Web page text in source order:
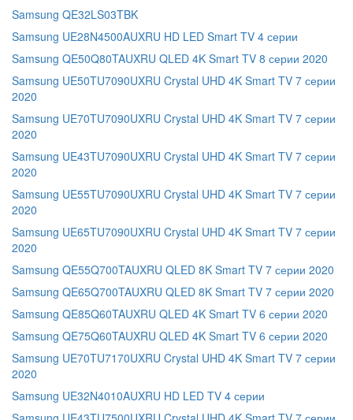
Samsung QE32LS03TBK
Samsung UE28N4500AUXRU HD LED Smart TV 4 серии
Samsung QE50Q80TAUXRU QLED 4K Smart TV 8 серии 2020
Samsung UE50TU7090UXRU Crystal UHD 4K Smart TV 7 серии
2020
Samsung UE70TU7090UXRU Crystal UHD 4K Smart TV 7 серии
2020
Samsung UE43TU7090UXRU Crystal UHD 4K Smart TV 7 серии
2020
Samsung UE55TU7090UXRU Crystal UHD 4K Smart TV 7 серии
2020
Samsung UE65TU7090UXRU Crystal UHD 4K Smart TV 7 серии
2020
Samsung QE55Q700TAUXRU QLED 8K Smart TV 7 серии 2020
Samsung QE65Q700TAUXRU QLED 8K Smart TV 7 серии 2020
Samsung QE85Q60TAUXRU QLED 4K Smart TV 6 серии 2020
Samsung QE75Q60TAUXRU QLED 4K Smart TV 6 серии 2020
Samsung UE70TU7170UXRU Crystal UHD 4K Smart TV 7 серии
2020
Samsung UE32N4010AUXRU HD LED TV 4 серии